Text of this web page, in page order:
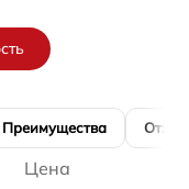
Преимущества
Цена